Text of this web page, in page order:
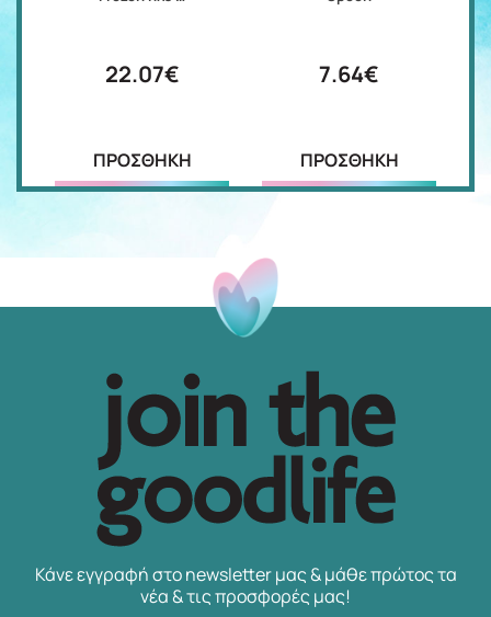
22.07€
ΠΡΟΣΘΗΚΗ
7.64€
ΠΡΟΣΘΗΚΗ
Κάνε εγγραφή στο newsletter μας & μάθε πρώτος τα
νέα & τις προσφορές μας!